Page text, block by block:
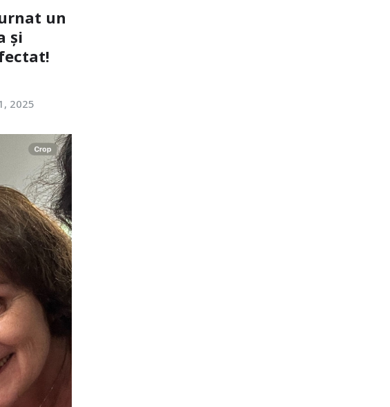
un
și
2025